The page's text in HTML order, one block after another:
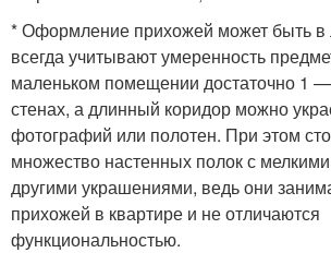
* Оформление прихожей может быть в
всегда учитывают умеренность
маленьком помещении достаточно 1
стенах, а длинный коридор можно
фотографий или полотен. При этом
множество настенных полок с мелкими
другими украшениями, ведь они
прихожей в квартире и не отличаются
функциональностью.